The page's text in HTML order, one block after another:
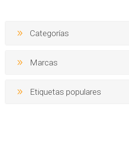
Categorías
Marcas
Etiquetas populares